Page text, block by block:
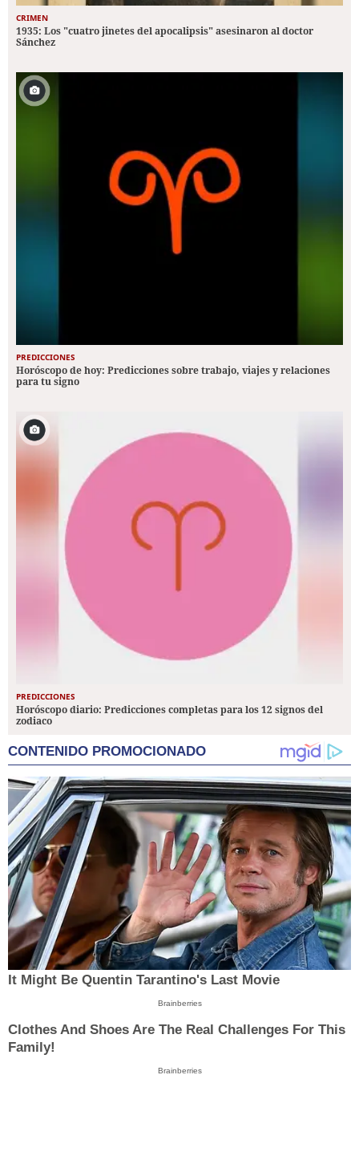
CRIMEN
1935: Los "cuatro jinetes del apocalipsis" asesinaron al doctor
Sánchez
PREDICCIONES
Horóscopo de hoy: Predicciones sobre trabajo, viajes y relaciones
para tu signo
PREDICCIONES
Horóscopo diario: Predicciones completas para los 12 signos del
zodiaco
CONTENIDO PROMOCIONADO
It Might Be Quentin Tarantino's Last Movie
Brainberries
Clothes And Shoes Are The Real Challenges For This
Family!
Brainberries